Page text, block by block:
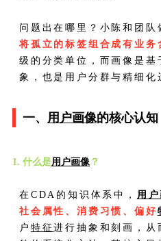
问题出在哪里？小陈和团
将孤立的标签组合成有业务
级的分类单位，而画像是基
象，也是用户分群与精细化
一、 用户画像的核心认知
1. 什么是用户画像？
在CDA的知识体系中， 用
社会属性、消费习惯、偏好
户 特征进行抽象和刻画，从